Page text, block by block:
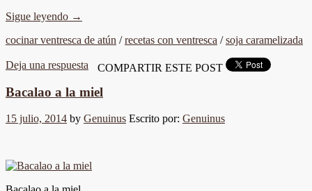
Sigue leyendo →
cocinar ventresca de atún /recetas con ventresca /soja caramelizada
Deja una respuesta COMPARTIR ESTE POST
Bacalao a la miel
15 julio, 2014 by Genuinus Escrito por: Genuinus